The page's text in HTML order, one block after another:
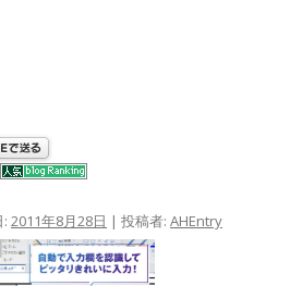
2011年8月28日 | 投稿者: AHEntry